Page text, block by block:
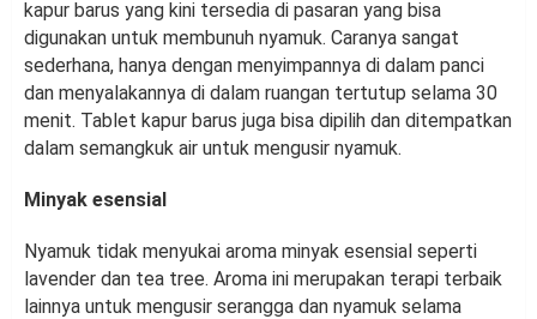
kapur barus yang kini tersedia di pasaran yang bisa
digunakan untuk membunuh nyamuk. Caranya sangat
sederhana, hanya dengan menyimpannya di dalam panci
dan menyalakannya di dalam ruangan tertutup selama 30
menit. Tablet kapur barus juga bisa dipilih dan ditempatkan
dalam semangkuk air untuk mengusir nyamuk.
Minyak esensial
Nyamuk tidak menyukai aroma minyak esensial seperti
lavender dan tea tree. Aroma ini merupakan terapi terbaik
lainnya untuk mengusir serangga dan nyamuk selama